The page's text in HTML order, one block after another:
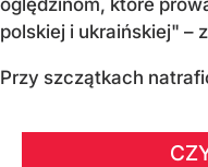
polskiej i ukraińskiej" –
Przy szczątkach